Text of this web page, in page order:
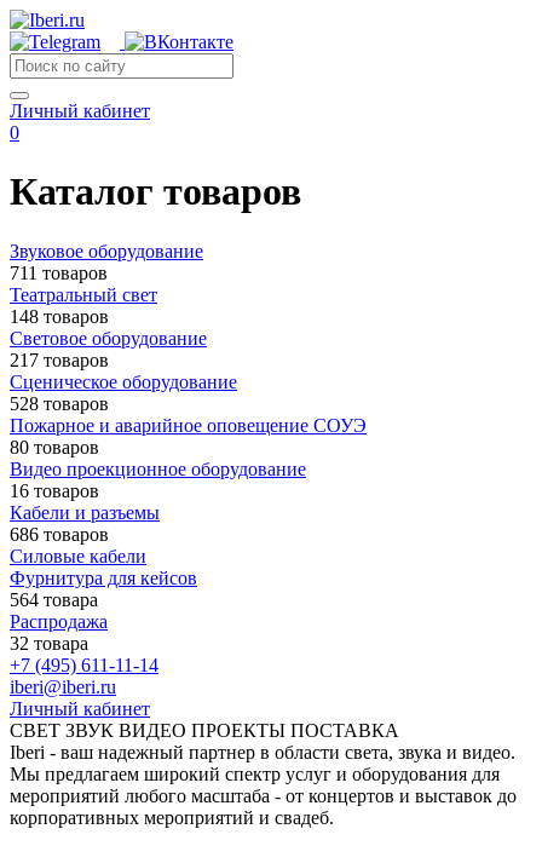
Личный кабинет
0
Каталог товаров
Звуковое оборудование
711 товаров
Театральный свет
148 товаров
Световое оборудование
217 товаров
Сценическое оборудование
528 товаров
Пожарное и аварийное оповещение СОУЭ
80 товаров
Видео проекционное оборудование
16 товаров
Кабели и разъемы
686 товаров
Силовые кабели
Фурнитура для кейсов
564 товара
Распродажа
32 товара
+7 (495) 611-11-14
iberi@iberi.ru
Личный кабинет
СВЕТ ЗВУК ВИДЕО ПРОЕКТЫ ПОСТАВКА
Iberi - ваш надежный партнер в области света, звука и видео.
Мы предлагаем широкий спектр услуг и оборудования для
мероприятий любого масштаба - от концертов и выставок до
корпоративных мероприятий и свадеб.